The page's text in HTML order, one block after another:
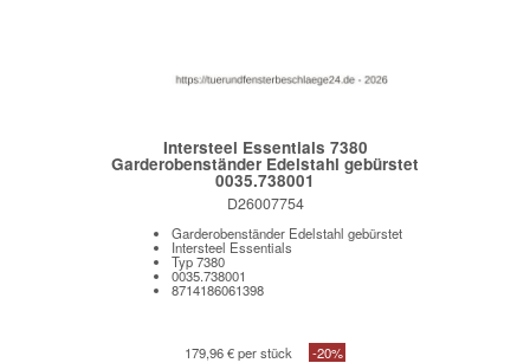
Intersteel Essentials 7380
Garderobenständer Edelstahl gebürstet
0035.738001
D26007754
Garderobenständer Edelstahl gebürstet
Intersteel Essentials
Typ 7380
0035.738001
8714186061398
179,96 € per stück -20%